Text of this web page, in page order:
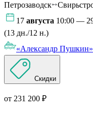
Петрозаводск
17 августа 10:00 —
(13 дн./12 н.)
«Александр Пушкин»
Скидки
от 231 200 ₽